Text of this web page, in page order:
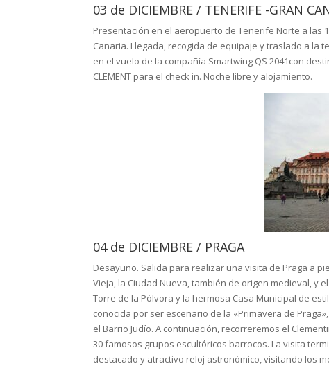
03 de DICIEMBRE / TENERIFE -GRAN
Presentación en el aeropuerto de Tenerife Norte a las
Canaria. Llegada, recogida de equipaje y traslado a
en el vuelo de la compañía Smartwing QS 2041con
CLEMENT para el check in. Noche libre y alojamiento.
04 de DICIEMBRE / PRAGA
Desayuno. Salida para realizar una visita de Praga a
Vieja, la Ciudad Nueva, también de origen medieval, y
Torre de la Pólvora y la hermosa Casa Municipal de
conocida por ser escenario de la «Primavera de
el Barrio Judío. A continuación, recorreremos el
30 famosos grupos escultóricos barrocos. La visita
destacado y atractivo reloj astronómico, visitando los